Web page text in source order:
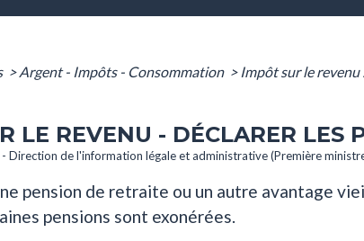
> Argent - Impôts - Consommation > Impôt sur le
LE REVENU - DÉCLARER LES
Direction de l'information légale et administrative (Première
pension de retraite ou un autre avantage
pensions sont exonérées.